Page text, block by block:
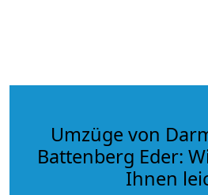
Umzüge von
Battenberg Eder:
Ihnen